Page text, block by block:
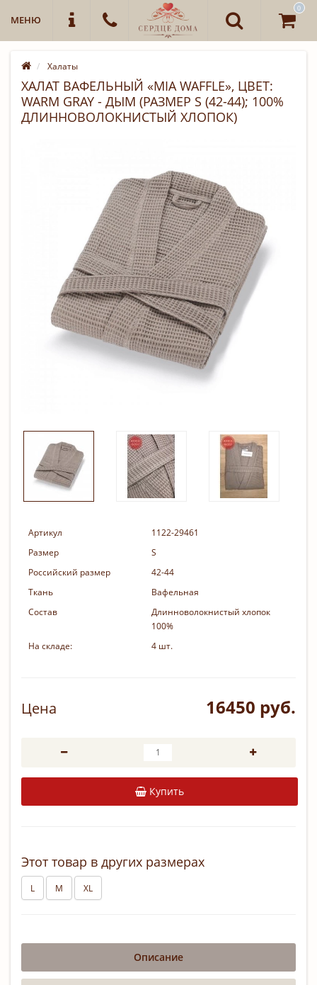
МЕНЮ
0
Халаты
ХАЛАТ ВАФЕЛЬНЫЙ «MIA WAFFLE», ЦВЕТ:
WARM GRAY - ДЫМ (РАЗМЕР S (42-44); 100%
ДЛИННОВОЛОКНИСТЫЙ ХЛОПОК)
Артикул
1122-29461
Размер
S
Российский размер
42-44
Ткань
Вафельная
Состав
Длинноволокнистый хлопок
100%
На складе:
4 шт.
Цена 16450 руб.
Купить
Этот товар в других размерах
L M XL
Описание